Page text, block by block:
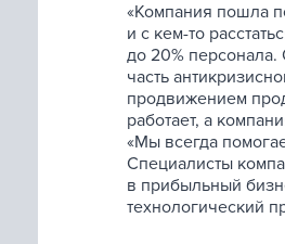
«Компания пошла
и с кем-то
до 20%
часть
продвижением
работает, а
«Мы всегда
Специалисты
в прибыльный
технологический